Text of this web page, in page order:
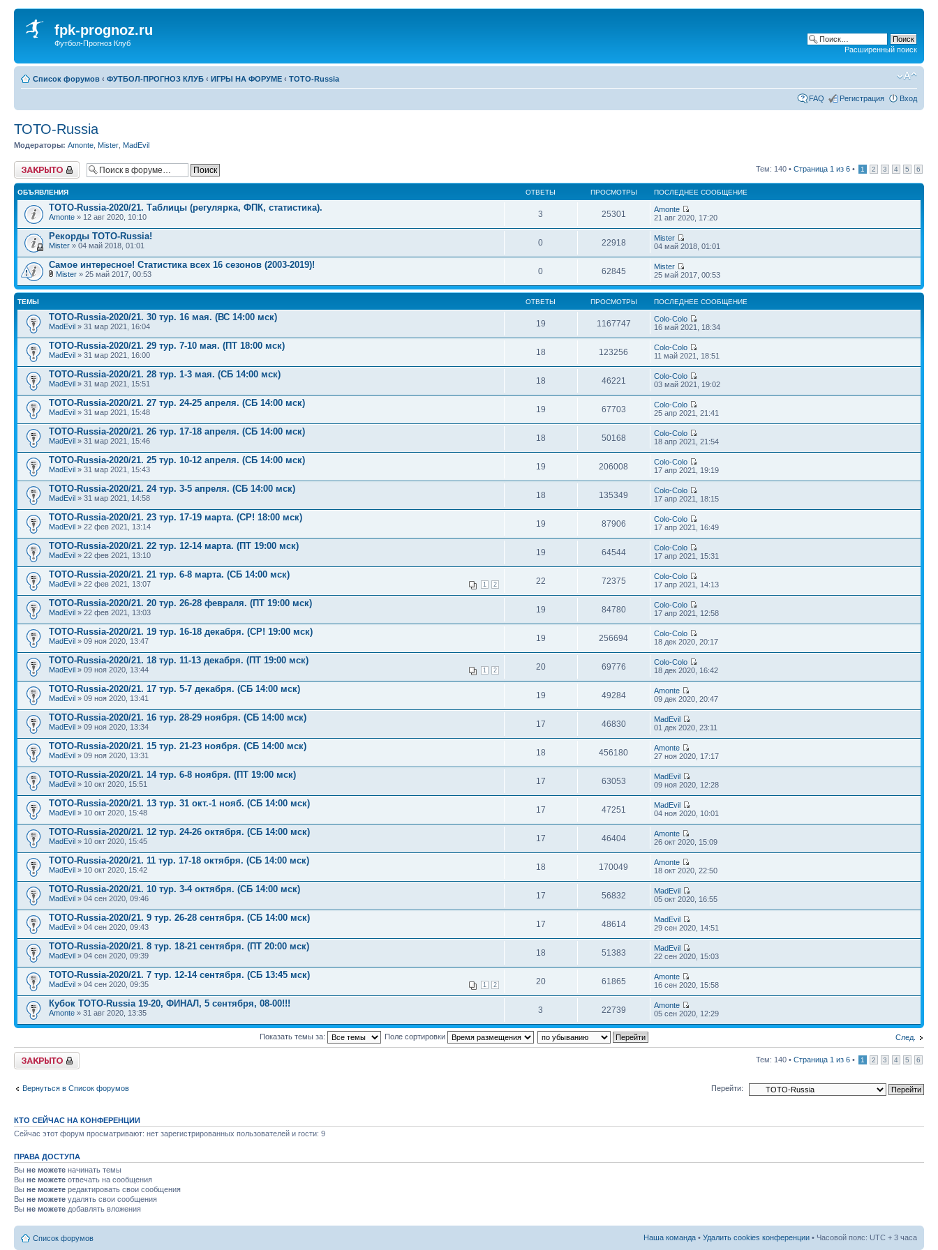
fpk-prognoz.ru
Футбол-Прогноз Клуб
Расширенный поиск
Список форумов ‹ ФУТБОЛ-ПРОГНОЗ КЛУБ ‹ ИГРЫ НА ФОРУМЕ ‹ ТОТО-Russia
FAQ Регистрация Вход
ТОТО-Russia
Модераторы: Amonte Mister MadEvil
Форум закрыт Тем: 140 • Страница 1 из 6 • 1 2 3 4 5 6
ОБЪЯВЛЕНИЯ ОТВЕТЫ ПРОСМОТРЫ ПОСЛЕДНЕЕ СООБЩЕНИЕ
TOTO-Russia-2020/21. Таблицы (регулярка, ФПК, статистика).
Amonte » 12 авг 2020, 10:10 3 25301
Amonte
21 авг 2020, 17:20
Рекорды ТОТО-Russia!
Mister » 04 май 2018, 01:01 0 22918
Mister
04 май 2018, 01:01
Самое интересное! Статистика всех 16 сезонов (2003-2019)!
Mister » 25 май 2017, 00:53 0 62845
Mister
25 май 2017, 00:53
ТЕМЫ ОТВЕТЫ ПРОСМОТРЫ ПОСЛЕДНЕЕ СООБЩЕНИЕ
TOTO-Russia-2020/21. 30 тур. 16 мая. (ВС 14:00 мск)
MadEvil » 31 мар 2021, 16:04 19 1167747
Colo-Colo
16 май 2021, 18:34
TOTO-Russia-2020/21. 29 тур. 7-10 мая. (ПТ 18:00 мск)
MadEvil » 31 мар 2021, 16:00 18 123256
Colo-Colo
11 май 2021, 18:51
TOTO-Russia-2020/21. 28 тур. 1-3 мая. (СБ 14:00 мск)
MadEvil » 31 мар 2021, 15:51 18 46221
Colo-Colo
03 май 2021, 19:02
TOTO-Russia-2020/21. 27 тур. 24-25 апреля. (СБ 14:00 мск)
MadEvil » 31 мар 2021, 15:48 19 67703
Colo-Colo
25 апр 2021, 21:41
TOTO-Russia-2020/21. 26 тур. 17-18 апреля. (СБ 14:00 мск)
MadEvil » 31 мар 2021, 15:46 18 50168
Colo-Colo
18 апр 2021, 21:54
TOTO-Russia-2020/21. 25 тур. 10-12 апреля. (СБ 14:00 мск)
MadEvil » 31 мар 2021, 15:43 19 206008
Colo-Colo
17 апр 2021, 19:19
TOTO-Russia-2020/21. 24 тур. 3-5 апреля. (СБ 14:00 мск)
MadEvil » 31 мар 2021, 14:58 18 135349
Colo-Colo
17 апр 2021, 18:15
TOTO-Russia-2020/21. 23 тур. 17-19 марта. (СР! 18:00 мск)
MadEvil » 22 фев 2021, 13:14 19 87906
Colo-Colo
17 апр 2021, 16:49
TOTO-Russia-2020/21. 22 тур. 12-14 марта. (ПТ 19:00 мск)
MadEvil » 22 фев 2021, 13:10 19 64544
Colo-Colo
17 апр 2021, 15:31
TOTO-Russia-2020/21. 21 тур. 6-8 марта. (СБ 14:00 мск)
1 2
MadEvil » 22 фев 2021, 13:07 22 72375
Colo-Colo
17 апр 2021, 14:13
TOTO-Russia-2020/21. 20 тур. 26-28 февраля. (ПТ 19:00 мск)
MadEvil » 22 фев 2021, 13:03 19 84780
Colo-Colo
17 апр 2021, 12:58
TOTO-Russia-2020/21. 19 тур. 16-18 декабря. (СР! 19:00 мск)
MadEvil » 09 ноя 2020, 13:47 19 256694
Colo-Colo
18 дек 2020, 20:17
TOTO-Russia-2020/21. 18 тур. 11-13 декабря. (ПТ 19:00 мск)
1 2
MadEvil » 09 ноя 2020, 13:44 20 69776
Colo-Colo
18 дек 2020, 16:42
TOTO-Russia-2020/21. 17 тур. 5-7 декабря. (СБ 14:00 мск)
MadEvil » 09 ноя 2020, 13:41 19 49284
Amonte
09 дек 2020, 20:47
TOTO-Russia-2020/21. 16 тур. 28-29 ноября. (СБ 14:00 мск)
MadEvil » 09 ноя 2020, 13:34 17 46830
MadEvil
01 дек 2020, 23:11
TOTO-Russia-2020/21. 15 тур. 21-23 ноября. (СБ 14:00 мск)
MadEvil » 09 ноя 2020, 13:31 18 456180
Amonte
27 ноя 2020, 17:17
TOTO-Russia-2020/21. 14 тур. 6-8 ноября. (ПТ 19:00 мск)
MadEvil » 10 окт 2020, 15:51 17 63053
MadEvil
09 ноя 2020, 12:28
TOTO-Russia-2020/21. 13 тур. 31 окт.-1 нояб. (СБ 14:00 мск)
MadEvil » 10 окт 2020, 15:48 17 47251
MadEvil
04 ноя 2020, 10:01
TOTO-Russia-2020/21. 12 тур. 24-26 октября. (СБ 14:00 мск)
MadEvil » 10 окт 2020, 15:45 17 46404
Amonte
26 окт 2020, 15:09
TOTO-Russia-2020/21. 11 тур. 17-18 октября. (СБ 14:00 мск)
MadEvil » 10 окт 2020, 15:42 18 170049
Amonte
18 окт 2020, 22:50
TOTO-Russia-2020/21. 10 тур. 3-4 октября. (СБ 14:00 мск)
MadEvil » 04 сен 2020, 09:46 17 56832
MadEvil
05 окт 2020, 16:55
TOTO-Russia-2020/21. 9 тур. 26-28 сентября. (СБ 14:00 мск)
MadEvil » 04 сен 2020, 09:43 17 48614
MadEvil
29 сен 2020, 14:51
TOTO-Russia-2020/21. 8 тур. 18-21 сентября. (ПТ 20:00 мск)
MadEvil » 04 сен 2020, 09:39 18 51383
MadEvil
22 сен 2020, 15:03
TOTO-Russia-2020/21. 7 тур. 12-14 сентября. (СБ 13:45 мск)
1 2
MadEvil » 04 сен 2020, 09:35 20 61865
Amonte
16 сен 2020, 15:58
Кубок TOTO-Russia 19-20, ФИНАЛ, 5 сентября, 08-00!!!
Amonte » 31 авг 2020, 13:35 3 22739
Amonte
05 сен 2020, 12:29
След.
Показать темы за: Поле сортировки
Форум закрыт Тем: 140 • Страница 1 из 6 • 1 2 3 4 5 6
Вернуться в Список форумов Перейти:
КТО СЕЙЧАС НА КОНФЕРЕНЦИИ
Сейчас этот форум просматривают: нет зарегистрированных пользователей и гости: 9
ПРАВА ДОСТУПА
Вы не можете начинать темы
Вы не можете отвечать на сообщения
Вы не можете редактировать свои сообщения
Вы не можете удалять свои сообщения
Вы не можете добавлять вложения
Список форумов Наша команда • Удалить cookies конференции • Часовой пояс: UTC + 3 часа